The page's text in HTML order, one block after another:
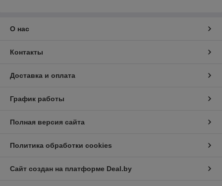
О нас
Контакты
Доставка и оплата
График работы
Полная версия сайта
Политика обработки cookies
Сайт создан на платформе Deal.by